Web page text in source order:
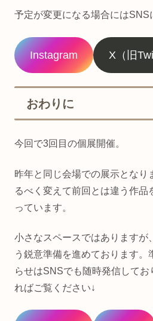
予定が変更になる場合にはSNS
Instagram X（旧
おわりに
今回で3回目の個展開催。
昨年と同じ会場での展示となり
るべく変えて前回とは違う作品
っています。
小さなスペースではありますが
う鋭意準備を進めております。
らせはSNSでも随時発信して
ればご覧ください↓